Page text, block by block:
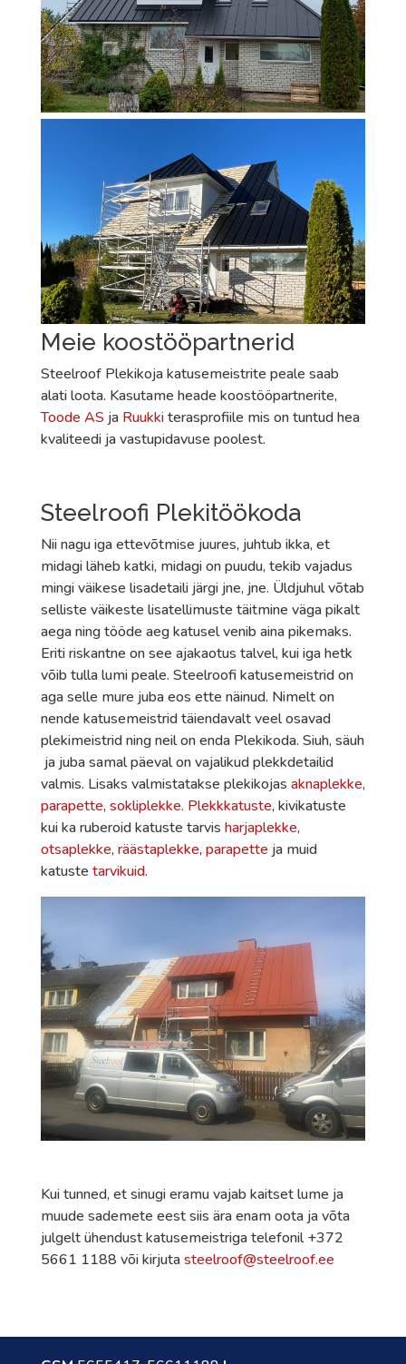
Meie koostööpartnerid
Steelroof Plekikoja katusemeistrite peale saab
alati loota. Kasutame heade koostööpartnerite,
Toode AS ja Ruukkiterasprofiile mis on tuntud hea
kvaliteedi ja vastupidavuse poolest.
Steelroofi Plekitöökoda
Nii nagu iga ettevõtmise juures, juhtub ikka, et
midagi läheb katki, midagi on puudu, tekib vajadus
mingi väikese lisadetaili järgi jne, jne. Üldjuhul võtab
selliste väikeste lisatellimuste täitmine väga pikalt
aega ning tööde aeg katusel venib aina pikemaks.
Eriti riskantne on see ajakaotus talvel, kui iga hetk
võib tulla lumi peale. Steelroofi katusemeistrid on
aga selle mure juba eos ette näinud. Nimelt on
nende katusemeistrid täiendavalt veel osavad
plekimeistrid ning neil on enda Plekikoda. Siuh, säuh
ja juba samal päeval on vajalikud plekkdetailid
valmis. Lisaks valmistatakse plekikojas aknaplekke,
parapette, sokliplekke. Plekkkatuste, kivikatuste
kui ka ruberoid katuste tarvis harjaplekke,
otsaplekke, räästaplekke, parapette ja muid
katuste tarvikuid.
Kui tunned, et sinugi eramu vajab kaitset lume ja
muude sademete eest siis ära enam oota ja võta
julgelt ühendust katusemeistriga telefonil +372
5661 1188 või kirjutasteelroof@steelroof.ee